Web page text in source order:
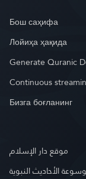
Бош саҳифа
Лойиҳа ҳақида
Generate Quranic
Continuous
Бизга боғланинг
موقع دار الإسلام
الأحاديث النبوية